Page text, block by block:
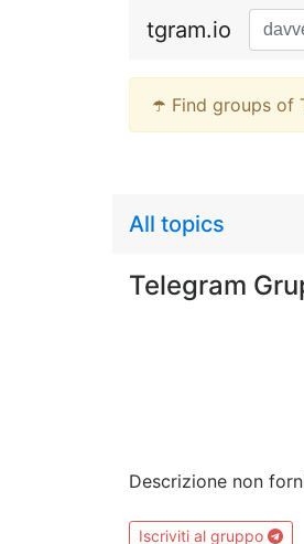
tgram.io
☂️ Find groups of
All topics
Telegram
Descrizione non
Iscriviti al gruppo